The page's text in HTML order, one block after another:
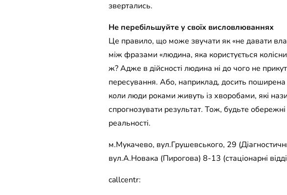
звертались.
Не перебільшуйте у своїх висловлюваннях
Це правило, що може звучати як «не давати
між фразами «людина, яка користується
ж? Адже в дійсності людина ні до чого не
пересування. Або, наприклад, досить
коли люди роками живуть із хворобами, які
спрогнозувати результат. Тож, будьте
реальності.
м.Мукачево, вул.Грушевського, 29
вул.А.Новака (Пирогова) 8-13 (стаціонарні
callcentr: